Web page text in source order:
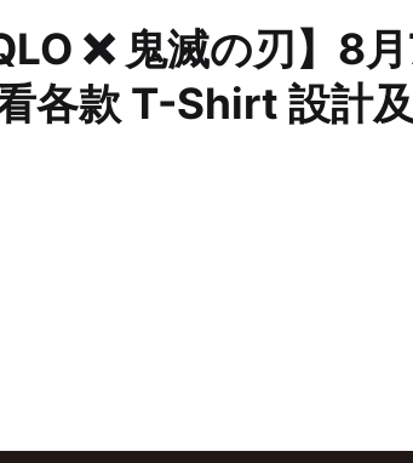
❌ 鬼滅の刃】8
各款 T-Shirt 設計